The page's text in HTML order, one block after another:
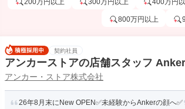
200万円以上 300万円以上 400万円
800万円以上
契約社員
アンカーストアの店舗スタッフ
アンカー・ストア株式会社
26年8月末にNew OPEN✅未経験からAnkerの顔へ✅